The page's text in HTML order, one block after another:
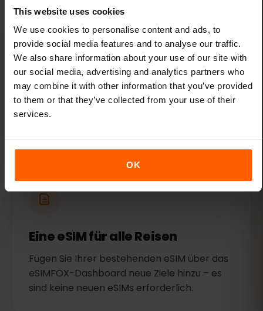
This website uses cookies
We use cookies to personalise content and ads, to
provide social media features and to analyse our traffic.
We also share information about your use of our site with
our social media, advertising and analytics partners who
may combine it with other information that you’ve provided
to them or that they’ve collected from your use of their
services.
OK
Flexible Tarife
Wählen Sie aus mehreren günstigen
Datentarifen für Armenien. Holen Sie sich so
viel oder so wenig Datenvolumen, wie Sie
Eine eSIM für alle Reisen
Fügen Sie Ihrer bestehenden eSIM über das
eSIMFOX-Dashboard neue Ziele hinzu – es
sind keine neuen eSIMs erforderlich.